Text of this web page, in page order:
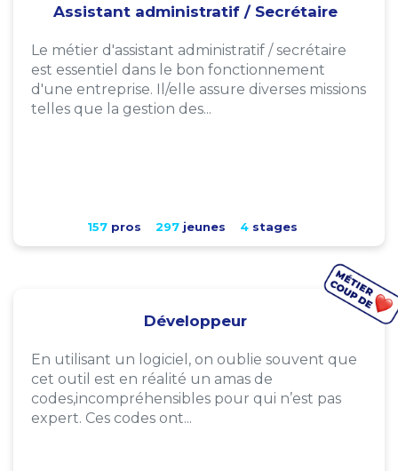
Assistant administratif / Secrétaire
Le métier d'assistant administratif / secrétaire
est essentiel dans le bon fonctionnement
d'une entreprise. Il/elle assure diverses missions
telles que la gestion des...
157pros 297jeunes 4stages
Développeur
En utilisant un logiciel, on oublie souvent que
cet outil est en réalité un amas de
codes,incompréhensibles pour qui n’est pas
expert. Ces codes ont...